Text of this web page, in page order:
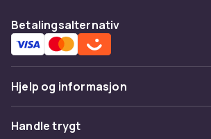
Betalingsalternativ
Hjelp og informasjon
Vanlige spørsmål
Handle trygt